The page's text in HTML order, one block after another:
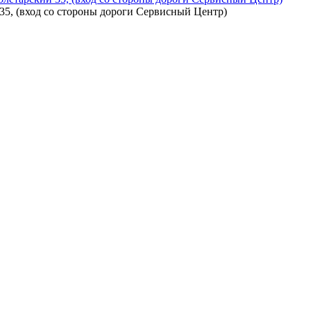
(вход со стороны дороги Сервисный Центр)